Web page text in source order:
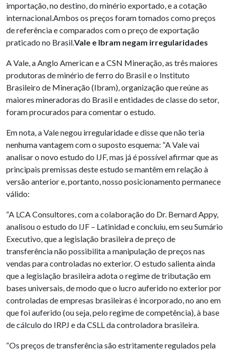
importação, no destino, do minério exportado, e a cotação
internacional.Ambos os preços foram tomados como preços
de referência e comparados com o preço de exportação
praticado no Brasil.Vale e Ibram negam irregularidades
A Vale, a Anglo American e a CSN Mineração, as três maiores
produtoras de minério de ferro do Brasil e o Instituto
Brasileiro de Mineração (Ibram), organização que reúne as
maiores mineradoras do Brasil e entidades de classe do setor,
foram procurados para comentar o estudo.
Em nota, a Vale negou irregularidade e disse que não teria
nenhuma vantagem com o suposto esquema: “A Vale vai
analisar o novo estudo do IJF, mas já é possível afirmar que as
principais premissas deste estudo se mantêm em relação à
versão anterior e, portanto, nosso posicionamento permanece
válido:
“A LCA Consultores, com a colaboração do Dr. Bernard Appy,
analisou o estudo do IJF – Latinidad e concluiu, em seu Sumário
Executivo, que a legislação brasileira de preço de
transferência não possibilita a manipulação de preços nas
vendas para controladas no exterior. O estudo salienta ainda
que a legislação brasileira adota o regime de tributação em
bases universais, de modo que o lucro auferido no exterior por
controladas de empresas brasileiras é incorporado, no ano em
que foi auferido (ou seja, pelo regime de competência), à base
de cálculo do IRPJ e da CSLL da controladora brasileira.
“Os preços de transferência são estritamente regulados pela